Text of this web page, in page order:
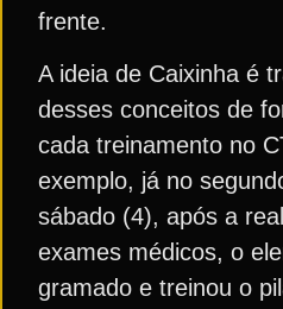
frente.
A ideia de Caixinha é
desses conceitos de
cada treinamento no
exemplo, já no
sábado (4), após a
exames médicos, o
gramado e treinou o